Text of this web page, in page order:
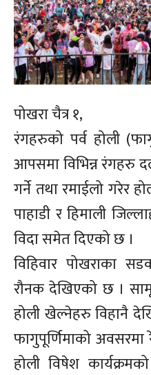
पोखरा चैत्र १,
रंगहरुको पर्व होली
आपसमा विभिन्न रंगहरु
गर्ने तथा रमाईलो गरेर
पाहाडी र हिमाली
विदा समेत दिएको छ ।
विहिवार पोखराका
रौनक देखिएको छ ।
होली खेल्नेहरु विहानै
फागुपूर्णिमाको
होली विषेश